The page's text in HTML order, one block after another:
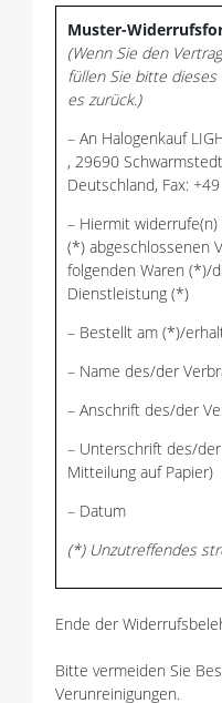
Muster-
(Wenn Sie den
füllen Sie bitte dieses
es zurück.)
– An Halogenkauf
, 29690
Deutschland, Fax:
– Hiermit
(*) abgeschlossenen
folgenden Waren (*)/
Dienstleistung (*)
– Bestellt am (*)/
– Name des/der
– Anschrift des/der
– Unterschrift des/
Mitteilung auf Papier)
– Datum
(*) Unzutreffendes
Ende der
Bitte vermeiden Sie
Verunreinigungen.